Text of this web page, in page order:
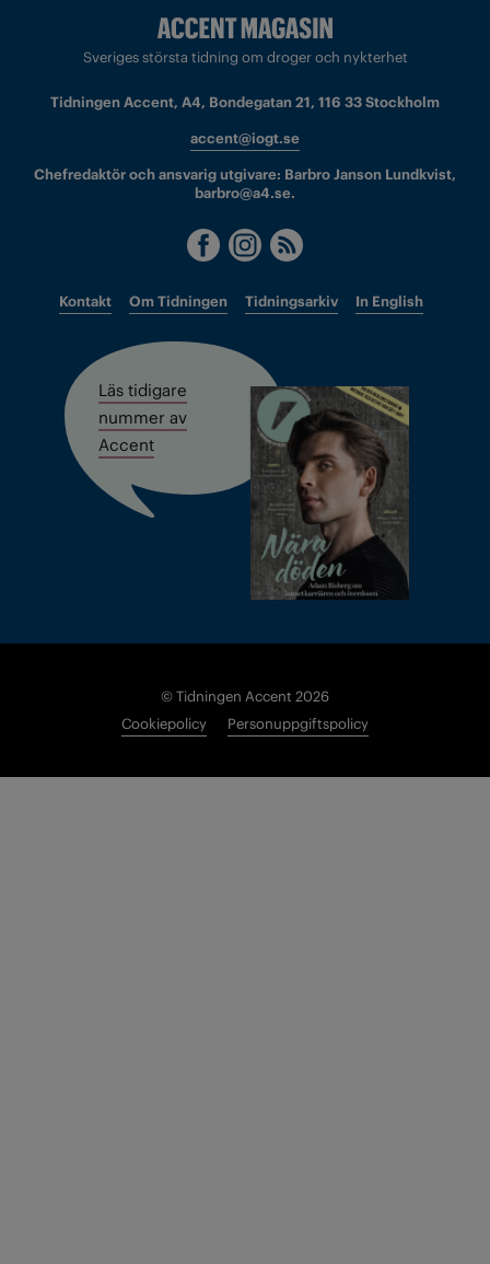
Sveriges största tidning om droger och nykterhet
Tidningen Accent, A4, Bondegatan 21, 116 33 Stockholm
accent@iogt.se
Chefredaktör och ansvarig utgivare: Barbro Janson Lundkvist,
barbro@a4.se.
Kontakt Om Tidningen Tidningsarkiv In English
Läs tidigare
nummer av
Accent
© Tidningen Accent 2026
Cookiepolicy
Personuppgiftspolicy